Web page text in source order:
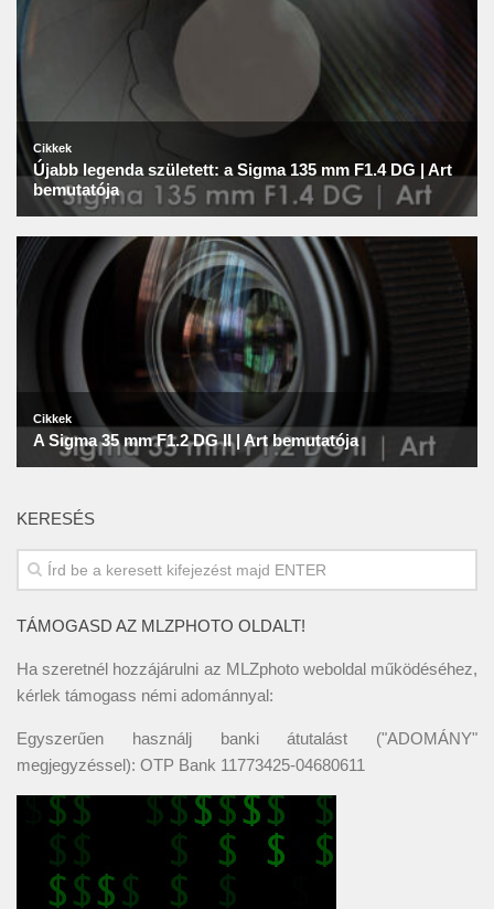
KERESÉS
TÁMOGASD AZ MLZPHOTO OLDALT!
Ha szeretnél hozzájárulni az MLZphoto weboldal működéséhez,
kérlek támogass némi adománnyal:
Egyszerűen használj banki átutalást ("ADOMÁNY"
megjegyzéssel): OTP Bank 11773425-04680611